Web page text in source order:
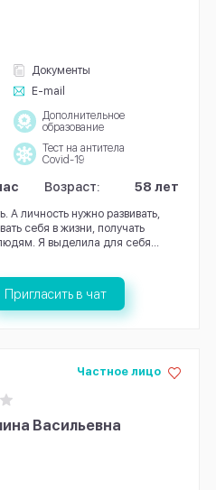
Документы
E-mail
Дополнительное
образование
Тест на антитела
Covid-19
Возраст: 58 лет
А личность нужно развивать,
себя в жизни, получать
Я выделила для себя...
Пригласить в чат
Васильевна
Частное лицо